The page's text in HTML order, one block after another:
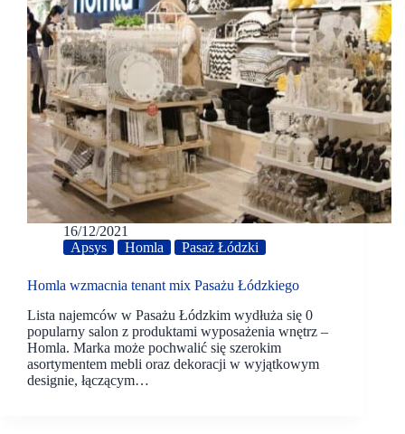
16/12/2021
Apsys
Homla Pasaż Łódzki
Homla wzmacnia tenant mix Pasażu Łódzkiego
Lista najemców w Pasażu Łódzkim wydłuża się 0
popularny salon z produktami wyposażenia wnętrz –
Homla. Marka może pochwalić się szerokim
asortymentem mebli oraz dekoracji w wyjątkowym
designie, łączącym…